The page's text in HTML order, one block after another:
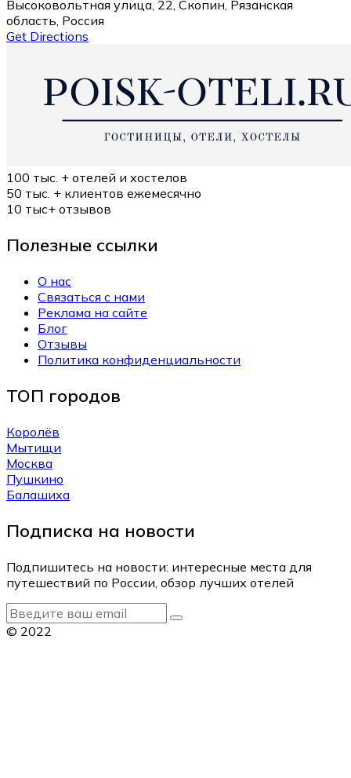
Высоковольтная улица, 22, Скопин, Рязанская
область, Россия
Get Directions
100 тыс. + отелей и хостелов
50 тыс. + клиентов ежемесячно
10 тыс+ отзывов
Полезные ссылки
О нас
Связаться с нами
Реклама на сайте
Блог
Отзывы
Политика конфиденциальности
ТОП городов
Королёв
Мытищи
Москва
Пушкино
Балашиха
Подписка на новости
Подпишитесь на новости: интересные места для
путешествий по России, обзор лучших отелей
© 2022